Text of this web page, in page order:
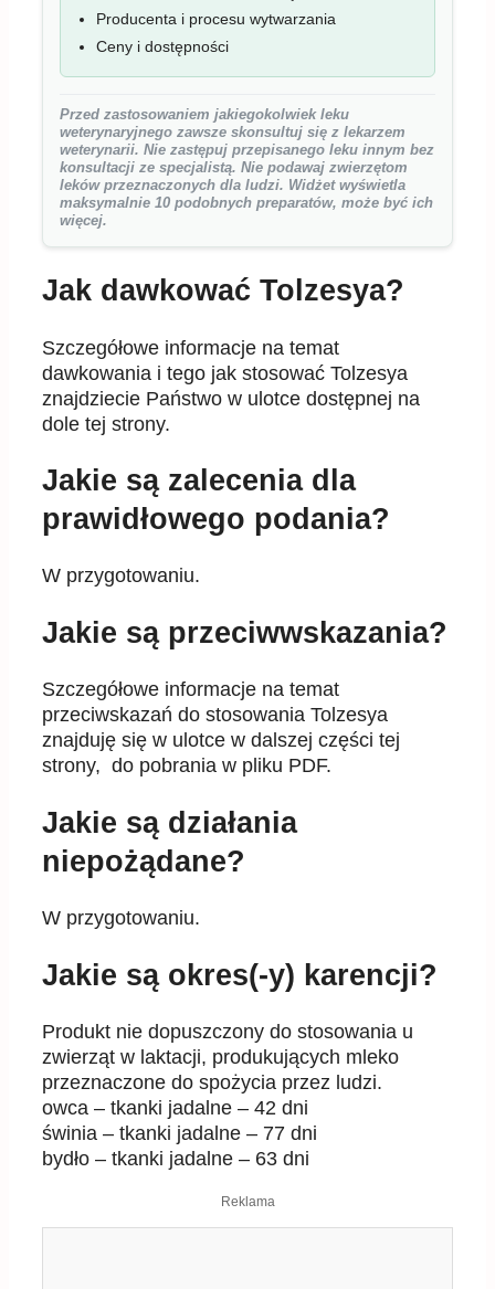
Ceny i dostępności
weterynaryjnego zawsze skonsultuj się z lekarzem
weterynarii. Nie zastępuj przepisanego leku innym bez
konsultacji ze specjalistą. Nie podawaj zwierzętom
leków przeznaczonych dla ludzi. Widżet wyświetla
maksymalnie 10 podobnych preparatów, może być ich
więcej.
dawkowania i tego jak stosować Tolzesya
znajdziecie Państwo w ulotce dostępnej na
dole tej strony.
prawidłowego podania?
przeciwskazań do stosowania Tolzesya
znajduję się w ulotce w dalszej części tej
strony, do pobrania w pliku PDF.
niepożądane?
zwierząt w laktacji, produkujących mleko
przeznaczone do spożycia przez ludzi.
owca – tkanki jadalne – 42 dni
świnia – tkanki jadalne – 77 dni
bydło – tkanki jadalne – 63 dni